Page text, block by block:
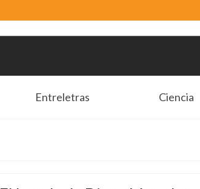
Entreletras Ciencia